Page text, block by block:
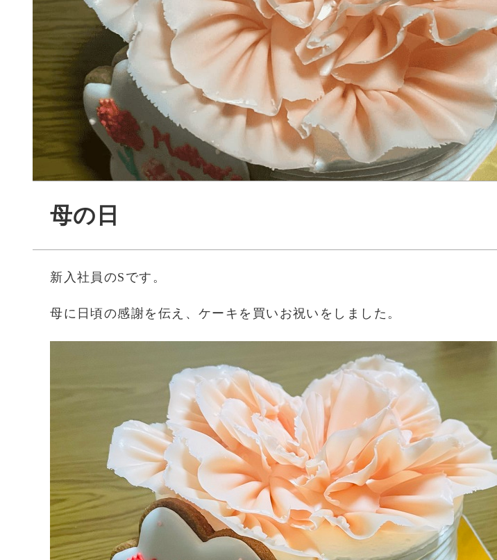
母の日
新入社員のSです。
母に日頃の感謝を伝え、ケーキを買いお祝いをしました。